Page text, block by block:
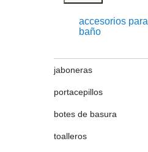
accesorios para
baño
jaboneras
portacepillos
botes de basura
toalleros